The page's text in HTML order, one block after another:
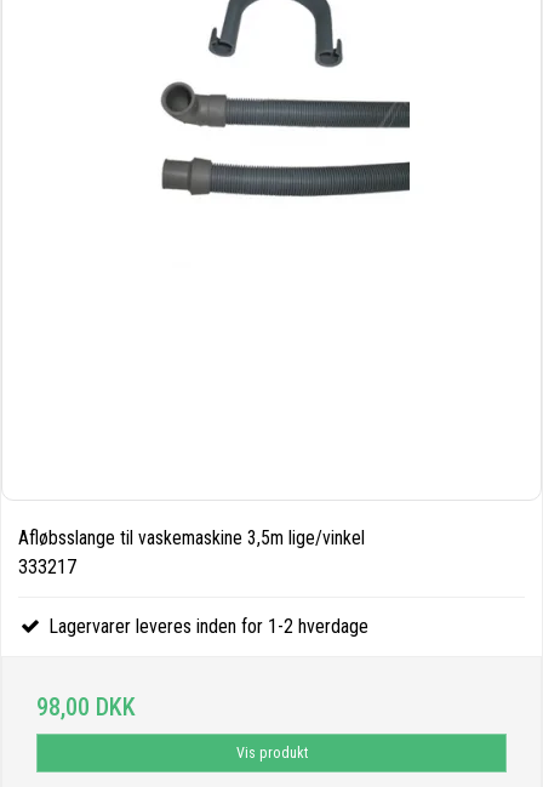
Afløbsslange til vaskemaskine 3,5m lige/vinkel
333217
Lagervarer leveres inden for 1-2 hverdage
98,00 DKK
Vis produkt